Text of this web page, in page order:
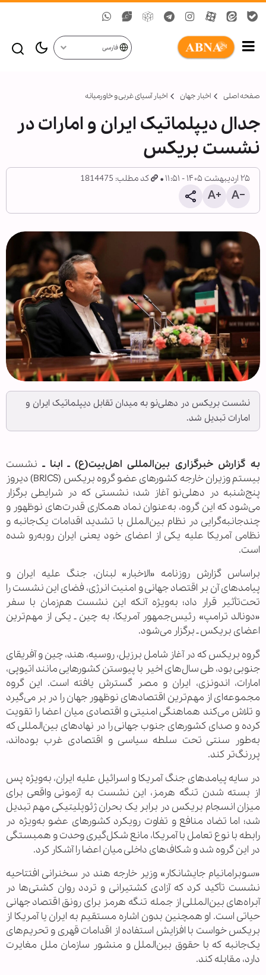
فارسی
صفحه اصلی اخبار جهان اخبار آسیای غربی و خاورمیانه
جدال دیپلماتیک ایران و امارات در
نشست بریکس
۲۵ اردیبهشت ۱۴۰۵ - ۱۱:۵۱ کد مطلب: 1814475
نشست بریکس در دهلی‌نو به میدان تقابل دیپلماتیک ایران و
امارات تبدیل شد.
به گزارش خبرگزاری بین‌المللی اهل‌بیت(ع) ـ ابنا ـ نشست
بیستم وزیران خارجه کشورهای عضو گروه بریکس (BRICS) دیروز
پنج‌شنبه در دهلی‌نو آغاز شد؛ نشستی که در شرایطی برگزار
می‌شود که این گروه، به‌عنوان نماد همکاری قدرت‌های نوظهور و
چندجانبه‌گرایی در نظام بین‌الملل با تشدید اقدامات یک‌جانبه و
نظامی آمریکا علیه یکی از اعضای خود یعنی ایران روبه‌رو شده
است.
براساس گزارش روزنامه «الاخبار» لبنان، جنگ علیه ایران و
پیامدهای آن بر اقتصاد جهانی و امنیت انرژی، فضای این نشست را
تحت‌تأثیر قرار داد؛ به‌ویژه آنکه این نشست هم‌زمان با سفر
«دونالد ترامپ» رئیس‌جمهور آمریکا، به چین ـ یکی از مهم‌ترین
اعضای بریکس ـ برگزار می‌شود.
گروه بریکس که در آغاز شامل برزیل، روسیه، هند، چین و آفریقای
جنوبی بود، طی سال‌های اخیر با پیوستن کشورهایی مانند اتیوپی،
امارات، اندونزی، ایران و مصر گسترش یافته است. این گروه
مجموعه‌ای از مهم‌ترین اقتصادهای نوظهور جهان را در بر می‌گیرد
و تلاش می‌کند هماهنگی امنیتی و اقتصادی میان اعضا را تقویت
کرده و صدای کشورهای جنوب جهانی را در نهادهای بین‌المللی که
به‌طور سنتی تحت سلطه سیاسی و اقتصادی غرب بوده‌اند،
پررنگ‌تر کند.
در سایه پیامدهای جنگ آمریکا و اسرائیل علیه ایران، به‌ویژه پس
از بسته شدن تنگه هرمز، این نشست به آزمونی واقعی برای
میزان انسجام بریکس در برابر یک بحران ژئوپلیتیکی مهم تبدیل
شد؛ اما تضاد منافع و تفاوت رویکرد کشورهای عضو به‌ویژه در
رابطه با نوع تعامل با آمریکا، مانع شکل‌گیری وحدت و همبستگی
در این گروه شد و شکاف‌های داخلی میان اعضا را آشکار کرد.
«سوبرامانیام جایشانکار» وزیر خارجه هند در سخنرانی افتتاحیه
نشست تأکید کرد که آزادی کشتیرانی و تردد روان کشتی‌ها در
آبراه‌های بین‌المللی از جمله تنگه هرمز برای رونق اقتصاد جهانی
حیاتی است. او همچنین بدون اشاره مستقیم به ایران یا آمریکا از
بریکس خواست با افزایش استفاده از اقدامات قهری و تحریم‌های
یک‌جانبه که با حقوق بین‌الملل و منشور سازمان ملل مغایرت
دارد، مقابله کند.